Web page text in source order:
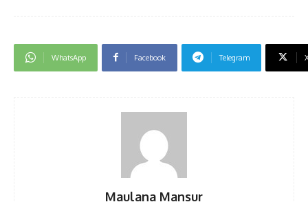
WhatsApp Facebook Telegram
Maulana Mansur